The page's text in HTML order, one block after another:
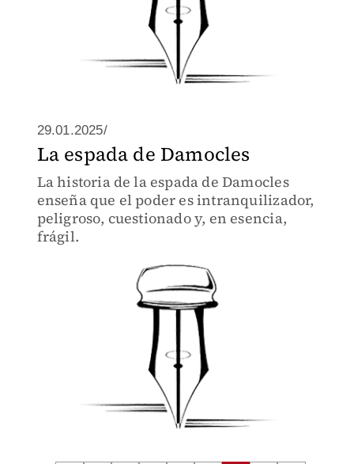
29.01.2025/
La espada de Damocles
La historia de la espada de Damocles
enseña que el poder es intranquilizador,
peligroso, cuestionado y, en esencia,
frágil.